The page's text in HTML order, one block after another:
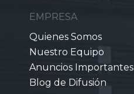
EMPRESA
Quienes Somos
Nuestro Equipo
Anuncios Importantes
Blog de Difusión